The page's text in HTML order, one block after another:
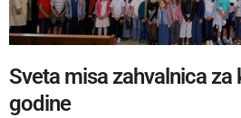
Sveta misa zahvalnica za
godine